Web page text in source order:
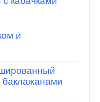
и
баклажанами